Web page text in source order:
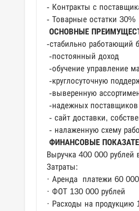
- Контракты с
- Товарные остатки 30%
ОСНОВНЫЕ
-стабильно работающий
-постоянный доход
-обучение управление
-круглосуточную
-выверенную
-надежных
- сайт доставки,
- налаженную схему
ФИНАНСОВЫЕ
Выручка 400 000 рублей
Затраты:
· Аренда платежи 60
· ФОТ 130 000 рублей
· Расходы на продукцию